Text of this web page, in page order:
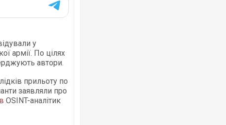
у
армії. По цілях
автори.
прильоту по
заявляли про
OSINT-аналітик